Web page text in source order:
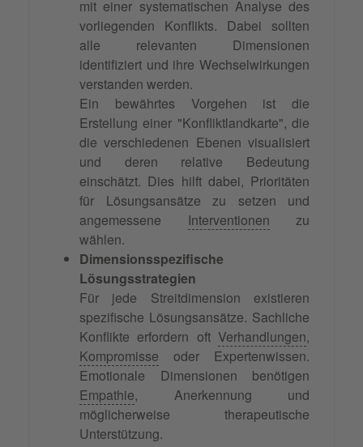
mit einer systematischen Analyse des
vorliegenden Konflikts. Dabei sollten
alle relevanten Dimensionen
identifiziert und ihre Wechselwirkungen
verstanden werden.
Ein bewährtes Vorgehen ist die
Erstellung einer "Konfliktlandkarte", die
die verschiedenen Ebenen visualisiert
und deren relative Bedeutung
einschätzt. Dies hilft dabei, Prioritäten
für Lösungsansätze zu setzen und
angemessene Interventionen zu
wählen.
Dimensionsspezifische
Lösungsstrategien
Für jede Streitdimension existieren
spezifische Lösungsansätze. Sachliche
Konflikte erfordern oft Verhandlungen,
Kompromisse oder Expertenwissen.
Emotionale Dimensionen benötigen
Empathie, Anerkennung und
möglicherweise therapeutische
Unterstützung.